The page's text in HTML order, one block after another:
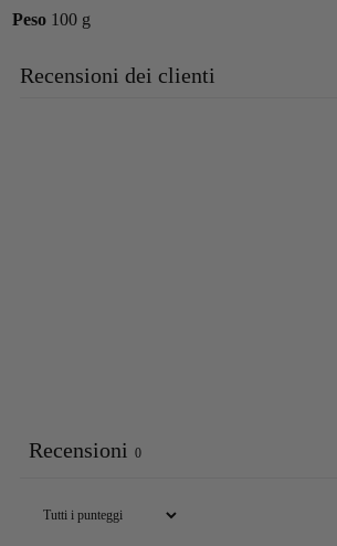
Peso 100 g
Recensioni dei clienti
Recensioni 0